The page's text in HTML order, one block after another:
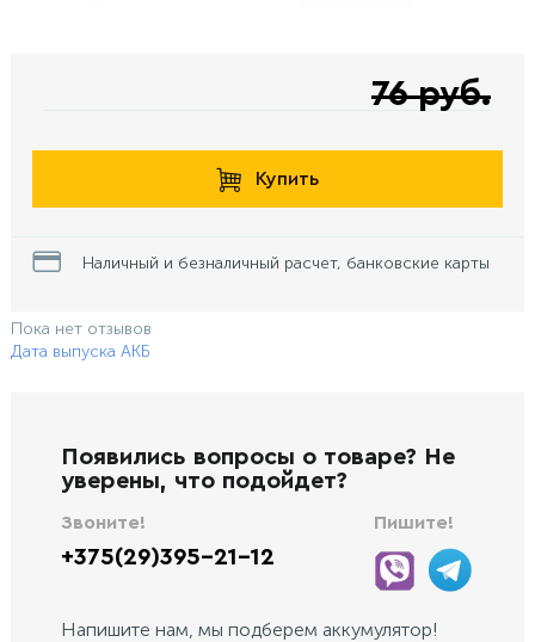
76 руб.
Купить
Наличный и безналичный расчет, банковские карты
Пока нет отзывов
Дата выпуска АКБ
Появились вопросы о товаре? Не
уверены, что подойдет?
Звоните!
+375(29)395-21-12
Пишите!
Напишите нам, мы подберем аккумулятор!